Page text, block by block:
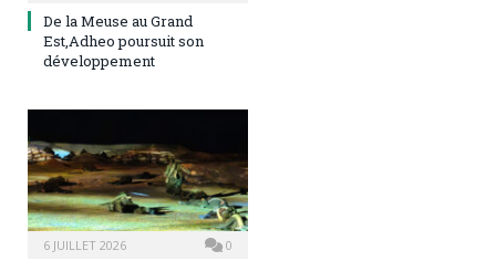
De la Meuse au Grand
Est,Adheo poursuit son
développement
6 JUILLET 2026 0